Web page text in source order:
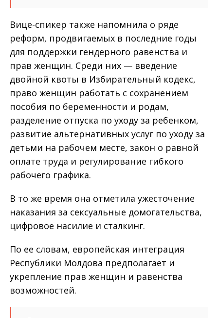
Вице-спикер также напомнила о ряде
реформ, продвигаемых в последние годы
для поддержки гендерного равенства и
прав женщин. Среди них — введение
двойной квоты в Избирательный кодекс,
право женщин работать с сохранением
пособия по беременности и родам,
разделение отпуска по уходу за ребенком,
развитие альтернативных услуг по уходу за
детьми на рабочем месте, закон о равной
оплате труда и регулирование гибкого
рабочего графика.
В то же время она отметила ужесточение
наказания за сексуальные домогательства,
цифровое насилие и сталкинг.
По ее словам, европейская интеграция
Республики Молдова предполагает и
укрепление прав женщин и равенства
возможностей.